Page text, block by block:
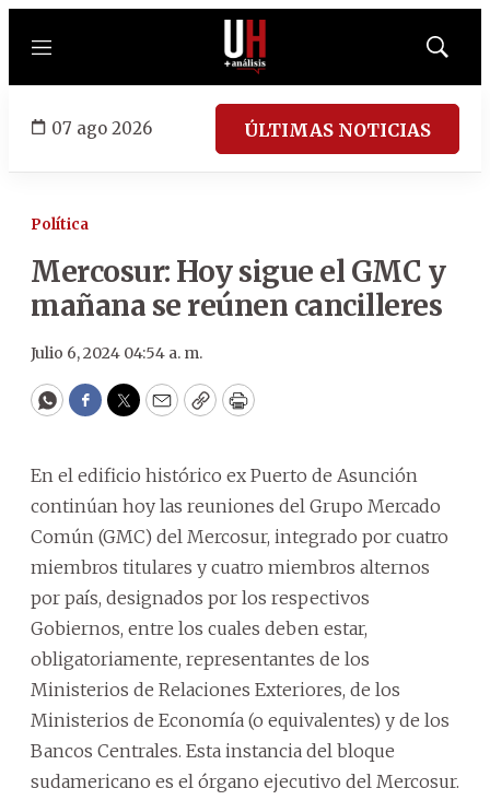
Menú
Mostrar
07 ago 2026 ÚLTIMAS NOTICIAS
Política
Mercosur: Hoy sigue el GMC y
mañana se reúnen cancilleres
Julio 6, 2024 04:54 a. m.
WhatsApp
Facebook
Twitter
EmailCopyPrint
En el edificio histórico ex Puerto de Asunción
continúan hoy las reuniones del Grupo Mercado
Común (GMC) del Mercosur, integrado por cuatro
miembros titulares y cuatro miembros alternos
por país, designados por los respectivos
Gobiernos, entre los cuales deben estar,
obligatoriamente, representantes de los
Ministerios de Relaciones Exteriores, de los
Ministerios de Economía (o equivalentes) y de los
Bancos Centrales. Esta instancia del bloque
sudamericano es el órgano ejecutivo del Mercosur.